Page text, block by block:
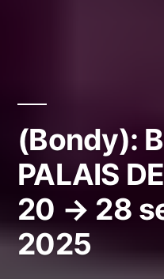
(Bondy):
PALAIS
20 → 28
2025